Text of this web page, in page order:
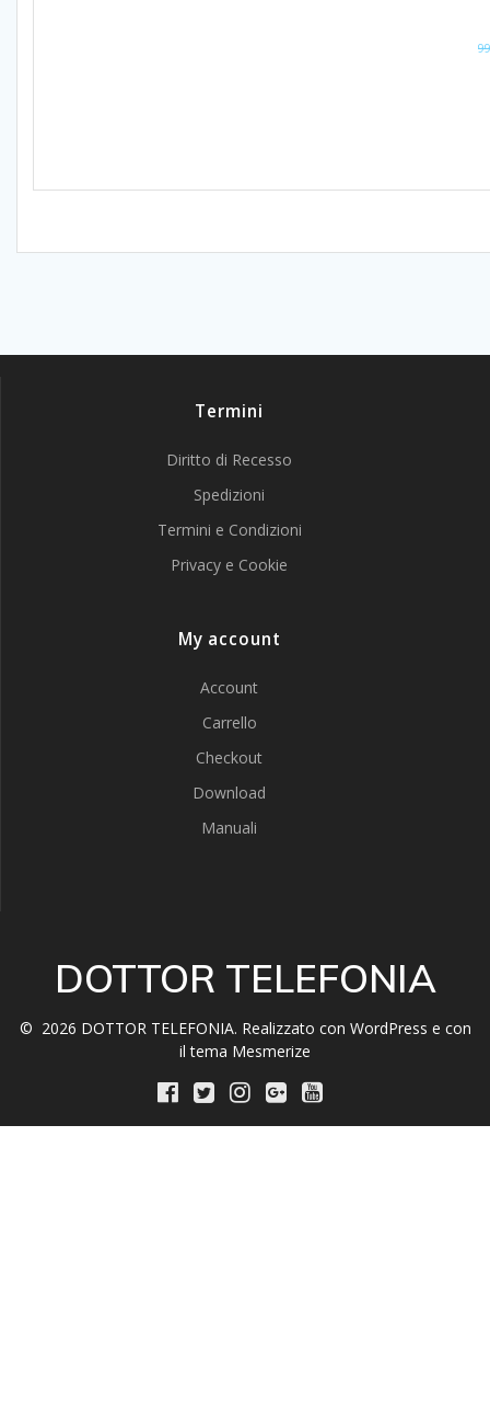
Termini
Diritto di Recesso
Spedizioni
Termini e Condizioni
Privacy e Cookie
My account
Account
Carrello
Checkout
Download
Manuali
DOTTOR TELEFONIA
© 2026 DOTTOR TELEFONIA. Realizzato con WordPress e con
il tema Mesmerize